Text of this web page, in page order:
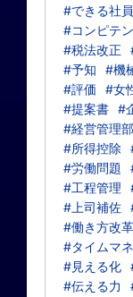
#できる社員
#コンピテ
#税法改正
#予知
#機
#評価
#女
#提案書 #
#経営管理部
#所得控除
#労働問題
#工程管理
#上司補佐
#働き方改革
#タイムマ
#見える化
#伝える力